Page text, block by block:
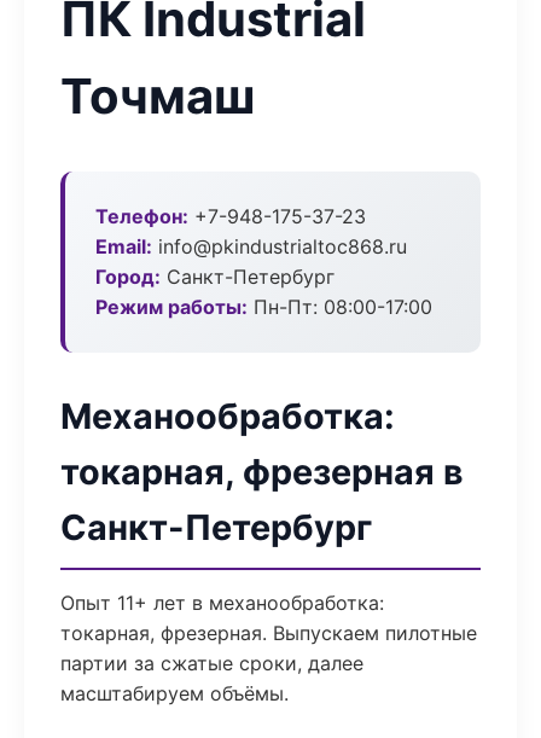
ПК Industrial
Точмаш
Телефон: +7-948-175-37-23
Email: info@pkindustrialtoc868.ru
Город: Санкт-Петербург
Режим работы: Пн-Пт: 08:00-17:00
Механообработка:
токарная, фрезерная в
Санкт-Петербург
Опыт 11+ лет в механообработка:
токарная, фрезерная. Выпускаем пилотные
партии за сжатые сроки, далее
масштабируем объёмы.